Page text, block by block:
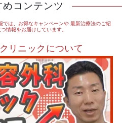
めコンテンツ
では、お得なキャンペーンや最新治療法のご紹
情報をお届けしています。
リニックについて